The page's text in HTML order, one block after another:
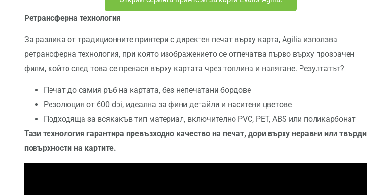
Ретрансферна технология
За разлика от традиционните принтери с директен печат върху карта, Agilia използва
ретрансферна технология, при която изображението се отпечатва първо върху прозрачен
филм, който след това се пренася върху картата чрез топлина и налягане. Резултатът?
Печат до самия ръб на картата, без непечатани бордове
Резолюция от 600 dpi, идеална за фини детайли и наситени цветове
Подходяща за всякакъв тип материал, включително PVC, PET, ABS или поликарбонат
Тази технология гарантира превъзходно качество на печат, дори върху неравни или твърди
повърхности на картите.